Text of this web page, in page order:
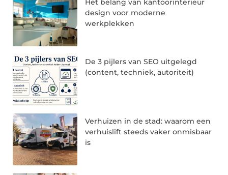
Het belang van kantoorinterieur
design voor moderne
werkplekken
De 3 pijlers van SEO uitgelegd
(content, techniek, autoriteit)
Verhuizen in de stad: waarom een
verhuislift steeds vaker onmisbaar
is